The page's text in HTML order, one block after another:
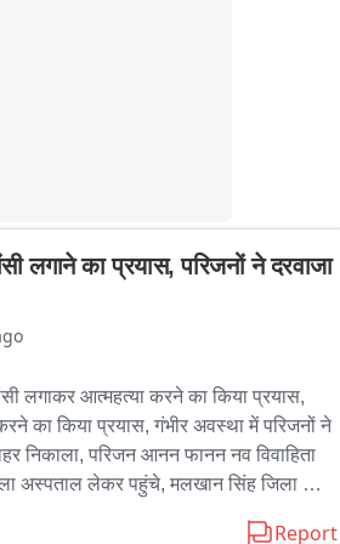
लगाने का प्रयास, परिजनों ने दरवाजा
लगाकर आत्महत्या करने का किया प्रयास,
का किया प्रयास, गंभीर अवस्था में परिजनों ने
निकाला, परिजन आनन फानन नव विवाहिता
अस्पताल लेकर पहुंचे, मलखान सिंह जिला
Report